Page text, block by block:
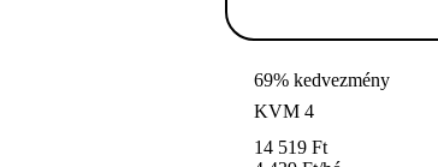
69% kedvezmény
KVM 4
14 519 Ft